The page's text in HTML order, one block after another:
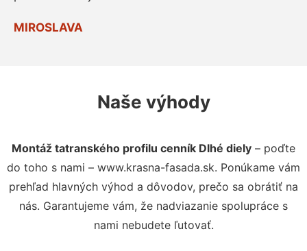
MIROSLAVA
Naše výhody
Montáž tatranského profilu cenník Dlhé diely – poďte
do toho s nami – www.krasna-fasada.sk. Ponúkame vám
prehľad hlavných výhod a dôvodov, prečo sa obrátiť na
nás. Garantujeme vám, že nadviazanie spolupráce s
nami nebudete ľutovať.